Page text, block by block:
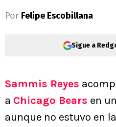
Por Felipe Escobillana
Sigue a
Sammis Reyes
a Chicago Bears en
aunque no estuvo en